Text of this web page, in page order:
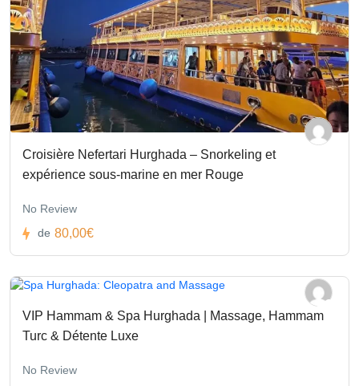
Croisière Nefertari Hurghada – Snorkeling et
expérience sous-marine en mer Rouge
No Review
de 80,00€
VIP Hammam & Spa Hurghada | Massage, Hammam
Turc & Détente Luxe
No Review